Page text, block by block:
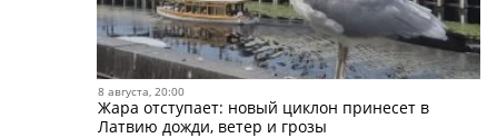
8 августа, 20:00
Жара отступает: новый циклон принесет в
Латвию дожди, ветер и грозы